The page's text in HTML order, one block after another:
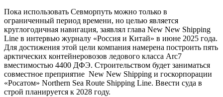
Пока использовать Севморпуть можно только в
ограниченный период времени, но целью является
круглогодичная навигация, заявлял глава New New Shipping
Line в интервью журналу «Россия и Китай» в июне 2025 года.
Для достижения этой цели компания намерена построить пять
арктических контейнеровозов ледового класса Arc7
вместимостью 4400 ДФЭ. Строительством будет заниматься
совместное преприятие New New Shipping и госкорпорации
«Росатом» Northern Sea Route Shipping Line. Ввести суда в
строй планируется к 2028 году.